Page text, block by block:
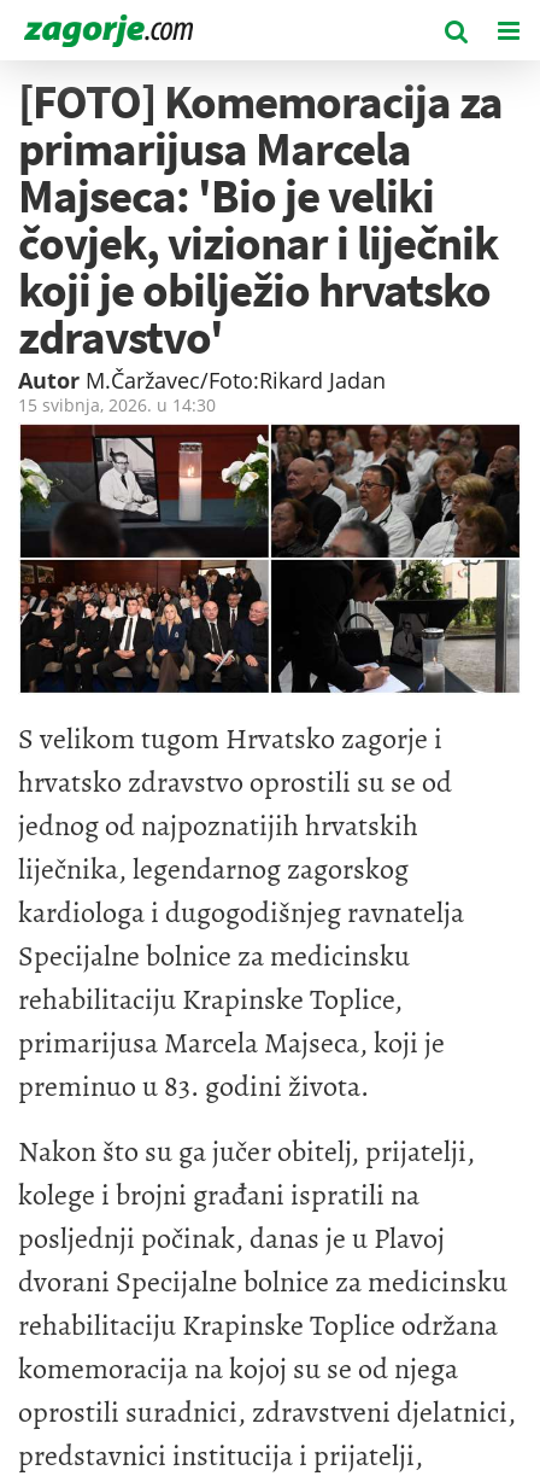
[FOTO] Komemoracija za
primarijusa Marcela
Majseca: 'Bio je veliki
čovjek, vizionar i liječnik
koji je obilježio hrvatsko
zdravstvo'
Autor M.Čaržavec/Foto:Rikard Jadan
15 svibnja, 2026. u 14:30
S velikom tugom Hrvatsko zagorje i
hrvatsko zdravstvo oprostili su se od
jednog od najpoznatijih hrvatskih
liječnika, legendarnog zagorskog
kardiologa i dugogodišnjeg ravnatelja
Specijalne bolnice za medicinsku
rehabilitaciju Krapinske Toplice,
primarijusa Marcela Majseca, koji je
preminuo u 83. godini života.
Nakon što su ga jučer obitelj, prijatelji,
kolege i brojni građani ispratili na
posljednji počinak, danas je u Plavoj
dvorani Specijalne bolnice za medicinsku
rehabilitaciju Krapinske Toplice održana
komemoracija na kojoj su se od njega
oprostili suradnici, zdravstveni djelatnici,
predstavnici institucija i prijatelji,